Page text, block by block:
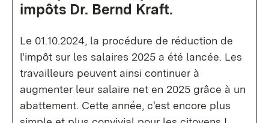
impôts Dr. Bernd Kraft.
Le 01.10.2024, la procédure de réduction de
l'impôt sur les salaires 2025 a été lancée. Les
travailleurs peuvent ainsi continuer à
augmenter leur salaire net en 2025 grâce à un
abattement. Cette année, c'est encore plus